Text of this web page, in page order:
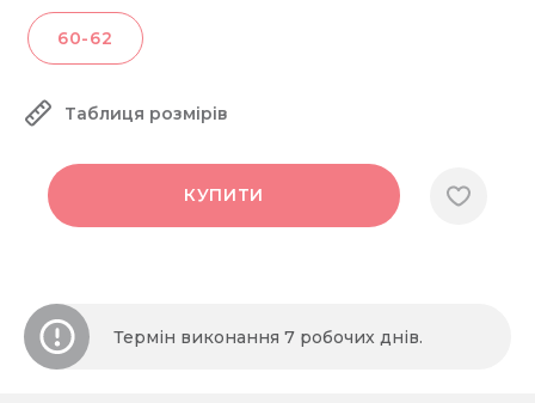
60-62
Таблиця розмірів
КУПИТИ
Термін виконання 7 робочих днів.